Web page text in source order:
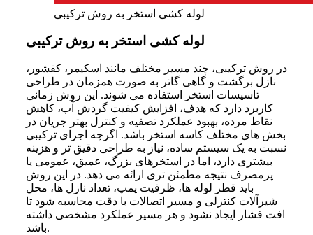
لوله کشی استخر به روش ترکیبی
لوله کشی استخر به روش ترکیبی
در روش ترکیبی، چند مسیر مختلف مانند اسکیمر، کفشور،
نازل برگشت و گاهی گاتر به صورت همزمان در طراحی
تاسیسات استخر استفاده می شوند. این روش زمانی
کاربرد دارد که هدف، افزایش کیفیت گردش آب، کاهش
نقاط مرده، بهبود عملکرد تصفیه و کنترل بهتر جریان در
بخش های مختلف کاسه استخر باشد. اگرچه اجرای ترکیبی
نسبت به یک سیستم ساده، نیاز به طراحی دقیق تر و هزینه
بیشتری دارد، اما در استخرهای بزرگ، عمیق، عمومی یا
پرمصرف نتیجه مطمئن تری ارائه می دهد. در این روش
باید قطر لوله ها، ظرفیت پمپ، تعداد نازل ها، محل
شیرآلات کنترلی و مسیر اتصالات با دقت محاسبه شود تا
افت فشار ایجاد نشود و هر مسیر عملکرد مشخصی داشته
باشد.